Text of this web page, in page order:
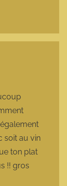
soit au vin
ton plat
!! gros